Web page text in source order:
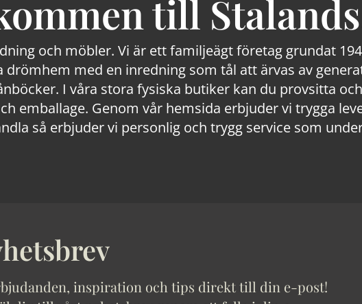
till
och möbler. Vi är ett familjeägt företag grundat
med en inredning som tål att ärvas av
I våra stora fysiska butiker kan du provsitta
emballage. Genom vår hemsida erbjuder vi trygga
så erbjuder vi personlig och trygg service som
inspiration och tips direkt till din e-post!